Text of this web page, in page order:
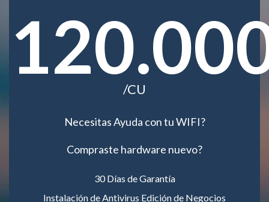
/CU
Necesitas Ayuda con tu WIFI?
Compraste hardware nuevo?
30 Días de Garantía
Instalación de Antivirus Edición de Negocios